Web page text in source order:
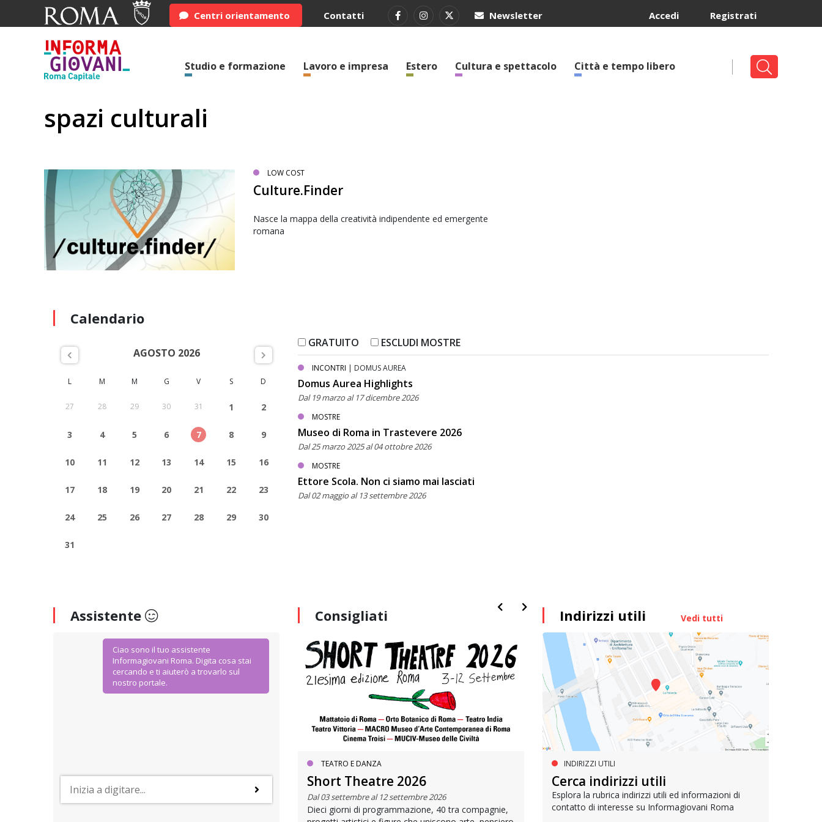
Centri orientamento Contatti Newsletter Registrati
Accedi
Studio e formazione Lavoro e impresa Estero Cultura e spettacolo Città e tempo libero
spazi culturali
LOW COST
Culture.Finder
Nasce la mappa della creatività indipendente ed emergente
romana
Calendario
AGOSTO 2026
L M M G V S D
27 28 29 30 31 1 2
3 4 5 6 7 8 9
10 11 12 13 14 15 16
17 18 19 20 21 22 23
24 25 26 27 28 29 30
31
GRATUITO ESCLUDI MOSTRE
INCONTRI | DOMUS AUREA
Domus Aurea Highlights
Dal 19 marzo al 17 dicembre 2026
MOSTRE
Museo di Roma in Trastevere 2026
Dal 25 marzo 2025 al 04 ottobre 2026
MOSTRE
Ettore Scola. Non ci siamo mai lasciati
Dal 02 maggio al 13 settembre 2026
Assistente
Ciao sono il tuo assistente
Informagiovani Roma. Digita cosa stai
cercando e ti aiuterò a trovarlo sul
nostro portale.
Consigliati
IoStudio. La Carta dello Studente
TEATRO E DANZA
Short Theatre 2026
Dal 03 settembre al 12 settembre 2026
Dieci giorni di programmazione, 40 tra compagnie,
MUOVERSI A ROMA
Metrebus annuale a 50 euro per
gli under 19
Indirizzi utili Vedi tutti
INDIRIZZI UTILI
Cerca indirizzi utili
Esplora la rubrica indirizzi utili ed informazioni di
contatto di interesse su Informagiovani Roma